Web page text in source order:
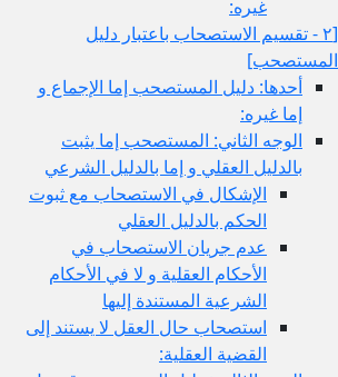
غيره:
[٢ - تقسيم الاستصحاب باعتبار دليل
المستصحب‏]
أحدها: دليل المستصحب إما الإجماع و
إما غيره:
الوجه الثاني: المستصحب إما يثبت
بالدليل العقلي و إما بالدليل الشرعي
الإشكال في الاستصحاب مع ثبوت
الحكم بالدليل العقلي
عدم جريان الاستصحاب في
الأحكام العقلية و لا في الأحكام
الشرعية المستندة إليها
استصحاب حال العقل لا يستند إلى
القضية العقلية: